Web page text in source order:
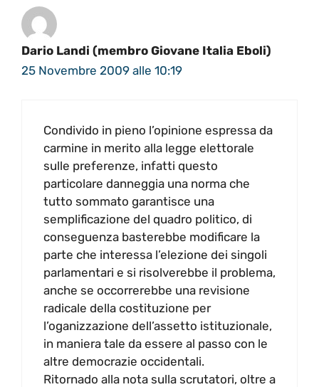
Dario Landi (membro Giovane Italia Eboli)
25 Novembre 2009 alle 10:19
Condivido in pieno l’opinione espressa da
carmine in merito alla legge elettorale
sulle preferenze, infatti questo
particolare danneggia una norma che
tutto sommato garantisce una
semplificazione del quadro politico, di
conseguenza basterebbe modificare la
parte che interessa l’elezione dei singoli
parlamentari e si risolverebbe il problema,
anche se occorrerebbe una revisione
radicale della costituzione per
l’oganizzazione dell’assetto istituzionale,
in maniera tale da essere al passo con le
altre democrazie occidentali.
Ritornado alla nota sulla scrutatori, oltre a